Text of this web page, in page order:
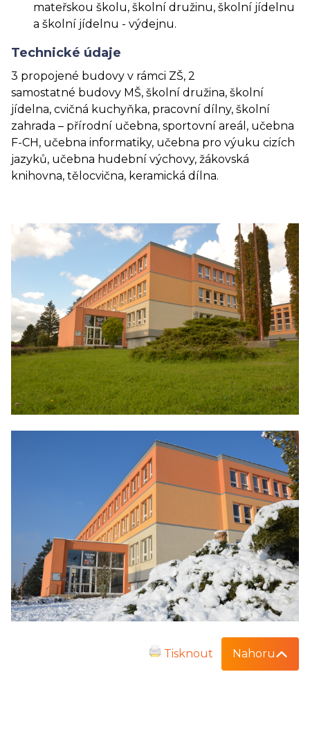
mateřskou školu, školní družinu, školní jídelnu
a školní jídelnu - výdejnu.
Technické údaje
3 propojené budovy v rámci ZŠ, 2
samostatné budovy MŠ, školní družina, školní
jídelna, cvičná kuchyňka, pracovní dílny, školní
zahrada – přírodní učebna, sportovní areál, učebna
F-CH, učebna informatiky, učebna pro výuku cizích
jazyků, učebna hudební výchovy, žákovská
knihovna, tělocvična, keramická dílna.
Tisknout Nahoru